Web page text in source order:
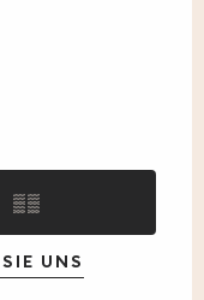
▒▒
UNS